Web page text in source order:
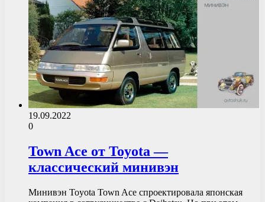
19.09.2022
0
Town Ace от Toyota —
классический минивэн
Минивэн Toyota Town Ace спроектировала японская